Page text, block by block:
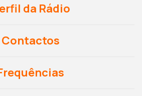
da Rádio
Contactos